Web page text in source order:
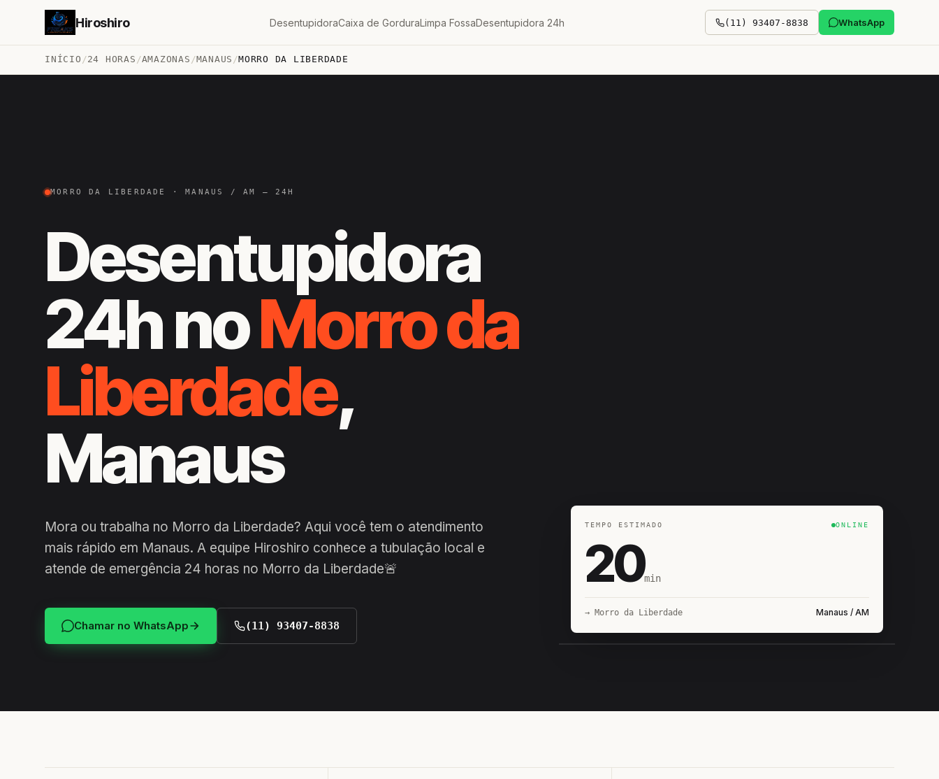
Hiroshiro DesentupidoraCaixa de GorduraLimpa FossaDesentupidora 24h (11) 93407-8838 WhatsApp
INÍCIO /24 HORAS /AMAZONAS /MANAUS /MORRO DA LIBERDADE
MORRO DA LIBERDADE · MANAUS / AM — 24H
Desentupidora
24h noMorro da
Liberdade,
Manaus
Mora ou trabalha no Morro da Liberdade? Aqui você tem o atendimento
mais rápido em Manaus. A equipe Hiroshiro conhece a tubulação local e
atende de emergência 24 horas no Morro da Liberdade🚨
Chamar no WhatsApp (11) 93407-8838
TEMPO ESTIMADO ONLINE
20min
→ Morro da Liberdade Manaus / AM